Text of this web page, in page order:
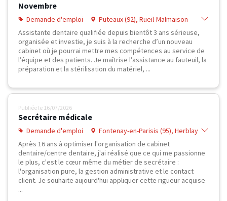
Novembre
Demande d'emploi
Puteaux (92), Rueil-Malmaison
(92), PARIS 16 (75), Neuilly-sur-Marne
(93), Chatou (78), Houilles (78),
Vésinet (78), Maisons-Laffitte (78),
Sartrouville (78), Poissy (78)
Assistante dentaire qualifiée depuis bientôt 3 ans sérieuse,
organisée et investie, je suis à la recherche d’un nouveau
cabinet où je pourrai mettre mes compétences au service de
l’équipe et des patients. Je maîtrise l’assistance au fauteuil, la
préparation et la stérilisation du matériel, ...
Publiée le 16/07/2026
Secrétaire médicale
Demande d'emploi
Fontenay-en-Parisis (95), Herblay
(95), Montmagny (95), Montmorency
(95), Chatou (78), Houilles (78),
Vésinet (78), Marly-le-Roi (78),
Montesson (78), Poissy (78)
Après 16 ans à optimiser l'organisation de cabinet
dentaire/centre dentaire, j'ai réalisé que ce qui me passionne
le plus, c'est le cœur même du métier de secrétaire :
l'organisation pure, la gestion administrative et le contact
client. Je souhaite aujourd'hui appliquer cette rigueur acquise
...